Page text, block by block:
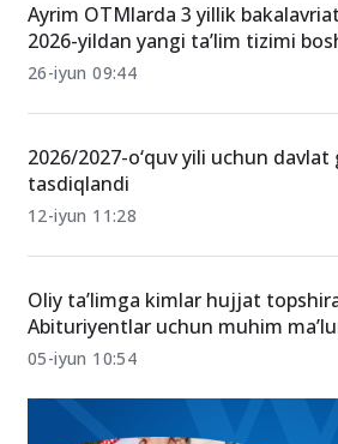
Ayrim OTMlarda 3 yillik
2026-yildan yangi ta’lim tizimi
26-iyun 09:44
2026/2027-o‘quv yili uchun
tasdiqlandi
12-iyun 11:28
Oliy ta’limga kimlar hujjat
Abituriyentlar uchun muhim
05-iyun 10:54